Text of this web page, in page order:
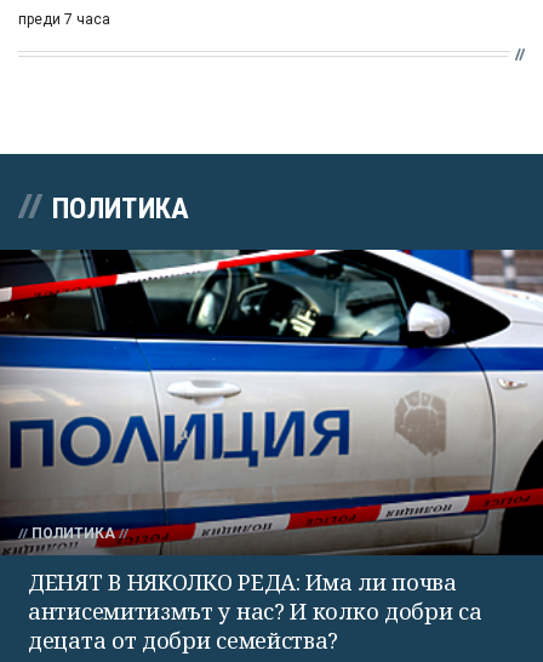
преди 7 часа
ПОЛИТИКА
ПОЛИТИКА
ДЕНЯТ В НЯКОЛКО РЕДА: Има ли почва
антисемитизмът у нас? И колко добри са
децата от добри семейства?